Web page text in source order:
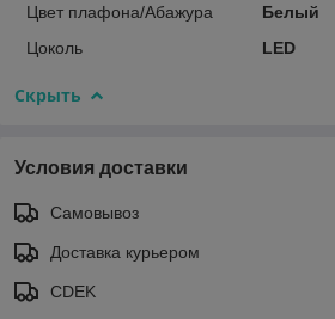
Цвет плафона/Абажура
Белый
Цоколь
LED
Скрыть
Условия доставки
Самовывоз
Доставка курьером
CDEK